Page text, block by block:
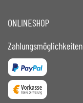
ONLINESHOP
Zahlungsmöglichkeiten